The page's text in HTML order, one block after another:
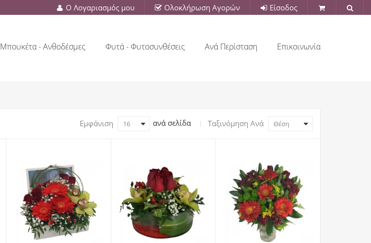
Ο Λογαριασμός μου Ολοκλήρωση Αγορών Είσοδος
Μπουκέτα - Ανθοδέσμες Φυτά - Φυτοσυνθέσεις Ανά Περίσταση Επικοινωνία
Εμφάνιση 16 ανά σελίδα Ταξινόμηση Ανά Θέση